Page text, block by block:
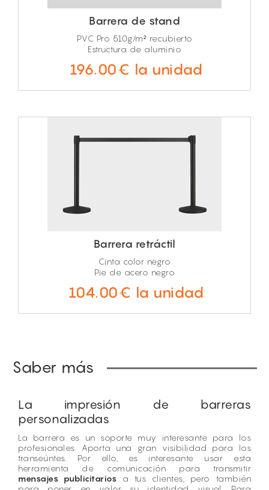
Barrera de stand
PVC Pro 510g/m² recubierto
Estructura de aluminio
196.00€ la unidad
Barrera retráctil
Cinta color negro
Pie de acero negro
104.00€ la unidad
Saber más
La impresión de barreras
personalizadas
La barrera es un soporte muy interesante para los
profesionales. Aporta una gran visibilidad para los
transeúntes. Por ello, es interesante usar esta
herramienta de comunicación para transmitir
mensajes publicitarios a tus clientes, pero también